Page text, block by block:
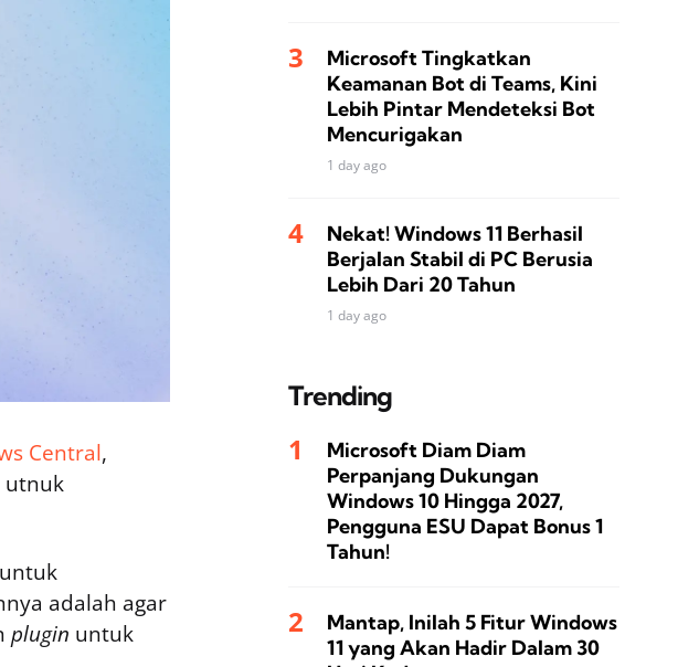
Central,
utnuk
adalah agar
plugin untuk
Microsoft Tingkatkan
Keamanan Bot di Teams, Kini
Lebih Pintar Mendeteksi Bot
Mencurigakan
1 day ago
Nekat! Windows 11 Berhasil
Berjalan Stabil di PC Berusia
Lebih Dari 20 Tahun
1 day ago
Trending
Microsoft Diam Diam
Perpanjang Dukungan
Windows 10 Hingga 2027,
Pengguna ESU Dapat Bonus 1
Tahun!
Mantap, Inilah 5 Fitur Windows
11 yang Akan Hadir Dalam 30